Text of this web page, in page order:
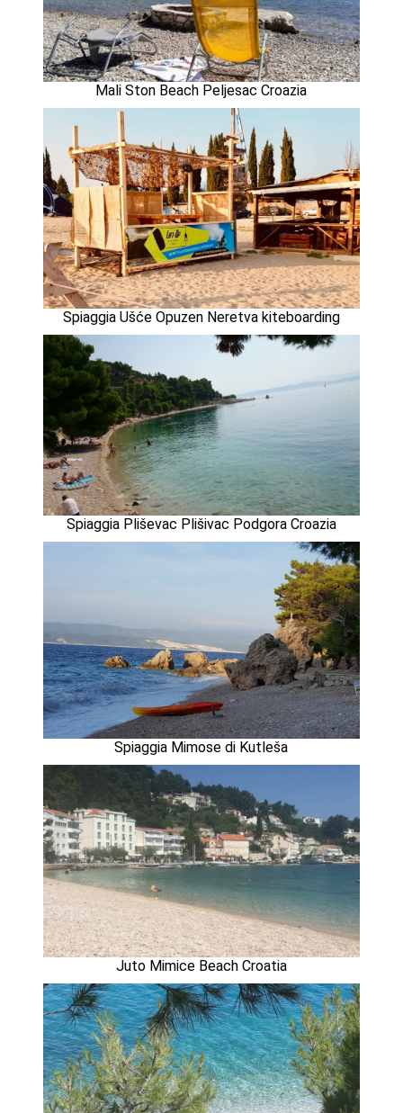
Mali Ston Beach Peljesac Croazia
Spiaggia Ušće Opuzen Neretva kiteboarding
Spiaggia Pliševac Plišivac Podgora Croazia
Spiaggia Mimose di Kutleša
Juto Mimice Beach Croatia